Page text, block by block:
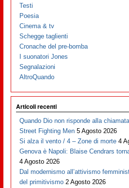
Testi
Poesia
Cinema & tv
Schegge taglienti
Cronache del pre-bomba
I suonatori Jones
Segnalazioni
AltroQuando
Articoli recenti
Quando Dio non risponde alla
Street Fighting Men 5 Agosto 2026
Si alza il vento / 4 – Zone di morte 4
Genova è Napoli: Blaise Cendrars
4 Agosto 2026
Dal modernismo all’attivismo
del primitivismo 2 Agosto 2026